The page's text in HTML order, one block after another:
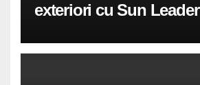
exteriori cu Sun Leader